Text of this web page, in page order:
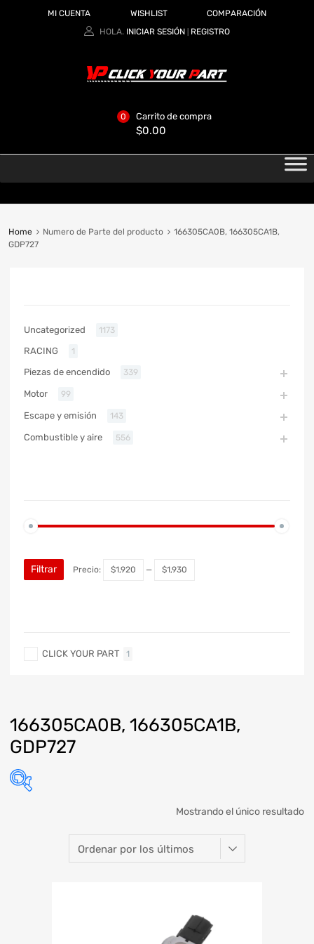
MI CUENTA WISHLIST
COMPARACIÓN
HOLA. INICIAR SESIÓN REGISTRO
Carrito de compra
$0.00
0
Home Numero de Parte del producto
166305CA0B, 166305CA1B,
GDP727
166305CA0B, 166305CA1B,
GDP727
Mostrando el único resultado
Uncategorized 1173
RACING 1
Piezas de encendido 339
Motor 99
Escape y emisión 143
Combustible y aire 556
Filtrar Precio: $1,920 — $1,930
CLICK YOUR PART 1